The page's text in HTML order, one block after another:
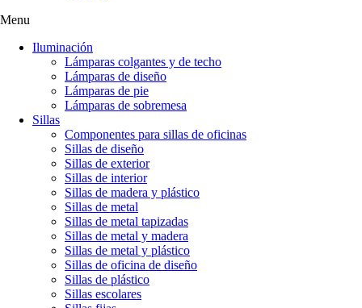
Menu
Iluminación
Lámparas colgantes y de techo
Lámparas de diseño
Lámparas de pie
Lámparas de sobremesa
Sillas
Componentes para sillas de oficinas
Sillas de diseño
Sillas de exterior
Sillas de interior
Sillas de madera y plástico
Sillas de metal
Sillas de metal tapizadas
Sillas de metal y madera
Sillas de metal y plástico
Sillas de oficina de diseño
Sillas de plástico
Sillas escolares